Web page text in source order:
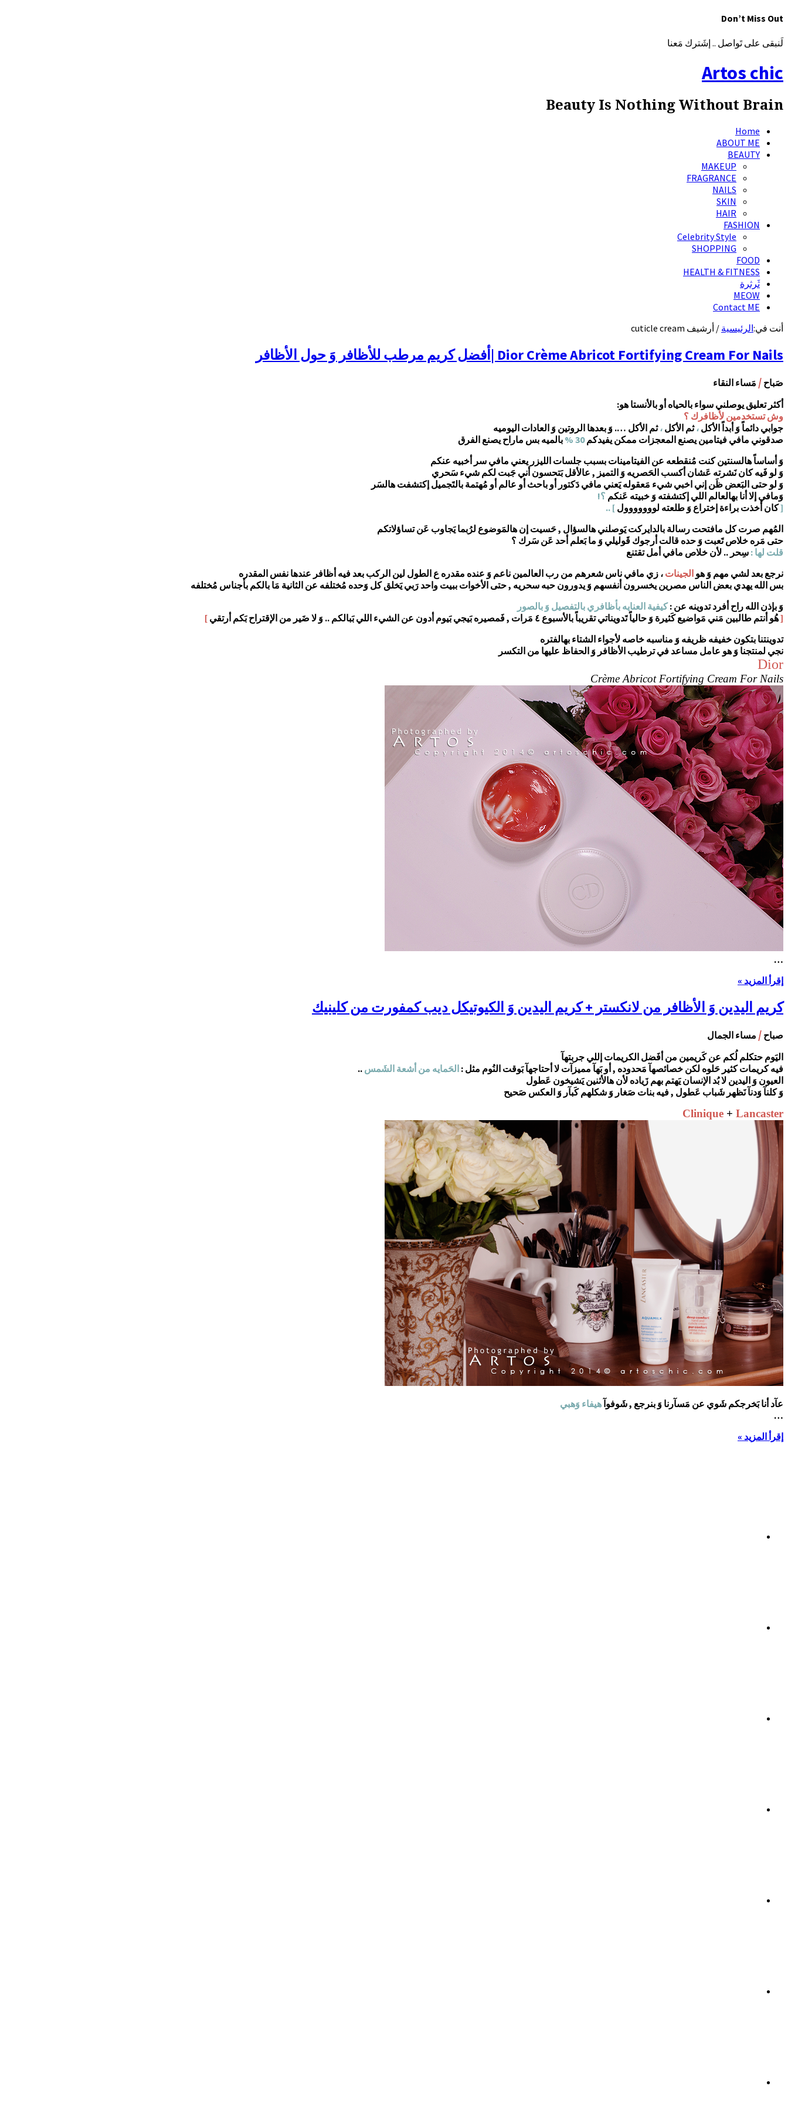
Don’t Miss Out
لَنبقى على تَواصل .. إشَترك مَعنا
Artos chic
Beauty Is Nothing Without Brain
Home
ABOUT ME
BEAUTY
MAKEUP
FRAGRANCE
NAILS
SKIN
HAIR
FASHION
Celebrity Style
SHOPPING
FOOD
HEALTH & FITNESS
ثَرثرة
MEOW
Contact ME
أنت في:الرئيسية / أرشيف cuticle cream
Dior Crème Abricot Fortifying Cream For Nails |أفضل كريم مرطب للأظافر وَ حول الأظافر
صَباح / مَساء النقاء
أكثر تعليق يوصلني سواء بالحياه أو بالأنستا هو:
وش تستخدمين لأظافرك ؟
جوابي دائماً وَ أبداً الأكل ،ثم الأكل ،ثم الأكل …. وَ بعدها الروتين وَ العادات اليوميه
صدقوني مافي فيتامين يصنع المعجزات ممكن يفيدكم30 %
بالميه بس ماراح يصنع الفرق
وَ أساساً هالسنتين كنت مُنقطعه عن الفيتامينات بسبب جلسات الليزر يعني مافي سر أخبيه عنكم
وَ لو فَيه كان نَشرته عَشان أكسب الحَصريه وَ التميز , عالأقل بَتحسون أني جَبت لكم شيء سَحري
وَ لو حتى البَعض ظَن إني اخبي شيء مَعقوله يَعني مافي دَكتور أو باحث أو عالم أو مُهتمة بالتَجميل إكتشفت هالسَر
وَمافي إلا أنا بهالعالم اللي إكتشفته وَ خبيته عَنكم ؟!
[كان أخذت براءة إختراع وَ طلعته لووووووول ] ..
المُهم صرت كل مافتحت رسالة بالدايركت يَوصلني هالسؤال , حَسيت إن هالمَوضوع لرُبما يَجاوب عَن تساؤلاتكم
حتى مَره خلاص تَعبت وَ حده قالت أرجوك قَوليلي وَ ما بَعلم أحد عَن سَرك ؟
قلت لها : سِحر .. لأن خلاص مافي أمل تقتنع
نرجع بعد لشي مهم وَ هو الجينات ، زي مافي ناس شعرهم من رب العالمين ناعم وَ عنده مقدره ع الطول لين الركب بعد فيه أظافر عندها نفس المقدره
بس الله يهدي بعض الناس مصرين يخسرون أنفسهم وَ يدورون حبه سحريه , حتى الأخوات ببيت واحد رَبي يَخلق كل وَحده مُختلفه عن الثانية مَا بالكم بأجناس مُختلفه
وَ بإذن الله راح أفرد تدوينه عن :كيفية العنايه بأظافري بالتفصيل وَ بالصور
[هُو أنتم طالبين مَني مَواضيع كَثيرة وَ حالياً تَدويناتي تقريباً بالأسبوع ٤ مَرات , فَمصيره بَيجي بَيوم أدون عن الشيء اللي بَبالكم .. وَ لا ضَير من الإقتراح بَكم أرتقي
]
تدوينتنا بتكون خفيفه ظريفه وَ مناسبه خاصه لأجواء الشتاء بهالفتره
نجي لمنتجنا وَ هو عامل مساعد في ترطيب الأظافر وَ الحفاظ عليها من التكسر
Dior
Crème Abricot Fortifying Cream For Nails
…
إقرأ المزيد »
كريم اليدين وَ الأظافر من لانكستر + كريم اليدين وَ الكيوتيكل ديب كمفورت من كلينيك
صباح / مساء الجمال
اليَوم حتكلم لُكم عن كَريمين من أفَضل الكريمات إللي جربتهآ
فيه كريمات كثير حَلوه لكن خصائصهآ مَحدوده , أو بَهآ مميزآت لا أحتاجهآ بَوقت النُوم مثل : الحَمايه من أشعة الشَمس ..
العيون وَ اليدين لا بُد الإنسان يَهتم بهم زَياده لأن هالأثنين يَشيخون عَطول
وَ كلنآ وَدنآ نَظهر شَباب عَطول , فيه بنات صَغار وَ شكلهم كَبآر وَ العكس صَحيح
Clinique + Lancaster
عآد أنا بَخرجكم شَوي عن مَسآرنا وَ بنرجع , شَوفوآهيفاء وَهبي
…
إقرأ المزيد »